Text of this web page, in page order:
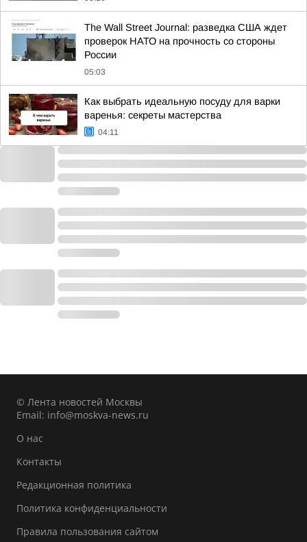
The Wall Street Journal: разведка США ждет
проверок НАТО на прочность со стороны
России
05:03
Как выбрать идеальную посуду для варки
варенья: секреты мастерства
04:11
© Лента новостей Москвы
Email: info@moskva-news.ru
О нас
Контакты
Редакционная политика
Политика конфиденциальности
Правила пользования сайтом